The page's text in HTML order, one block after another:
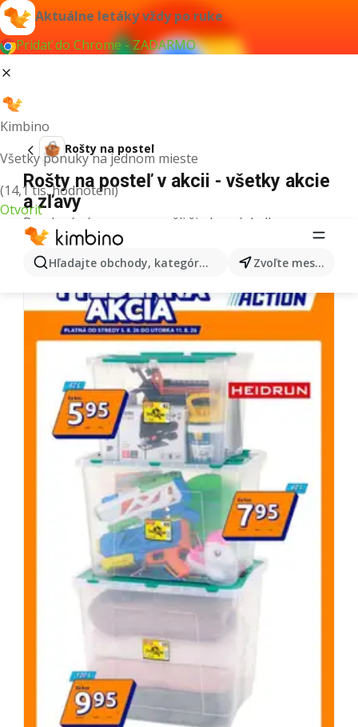
Aktuálne letáky vždy po ruke
Pridať do Chrome - ZADARMO
Kimbino
Všetky ponuky na jednom mieste
(14,1 tis. hodnotení)
Otvoriť
Hľadajte obchody, kategórie, produkty... Zvoľte mesto
Rošty na posteľ
Rošty na posteľ v akcii - všetky akcie
a zľavy
Pre daný výraz sme nenašli žiadne výsledky.
Ďalšie letáky z kategórie